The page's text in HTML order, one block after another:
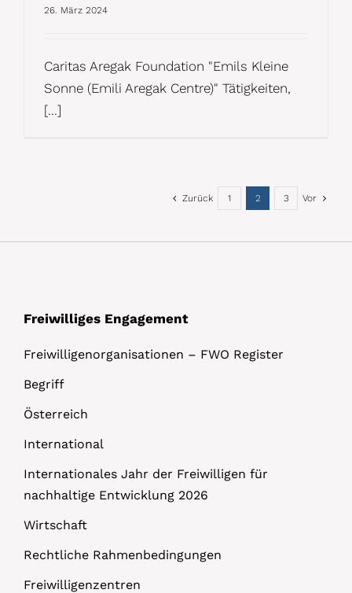
26. März 2024
Caritas Aregak Foundation "Emils Kleine
Sonne (Emili Aregak Centre)" Tätigkeiten,
[...]
Zurück 1 2 3 Vor
Freiwilliges Engagement
Freiwilligenorganisationen – FWO Register
Begriff
Österreich
International
Internationales Jahr der Freiwilligen für
nachhaltige Entwicklung 2026
Wirtschaft
Rechtliche Rahmenbedingungen
Freiwilligenzentren